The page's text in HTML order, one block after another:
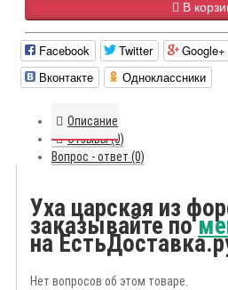
В
Facebook Twitter Google+
Вконтакте
Одноклассники
Описание
Отзывы (0)
Вопрос - ответ (0)
Уха царская из
заказывайте по
на
Нет вопросов об этом товаре.